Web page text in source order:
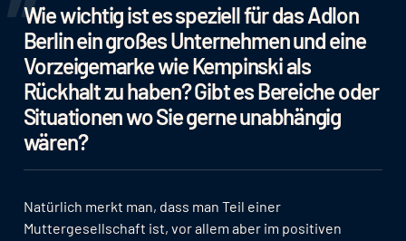
Wie wichtig ist es speziell für das Adlon
Berlin ein großes Unternehmen und eine
Vorzeigemarke wie Kempinski als
Rückhalt zu haben? Gibt es Bereiche oder
Situationen wo Sie gerne unabhängig
wären?
Natürlich merkt man, dass man Teil einer
Muttergesellschaft ist, vor allem aber im positiven